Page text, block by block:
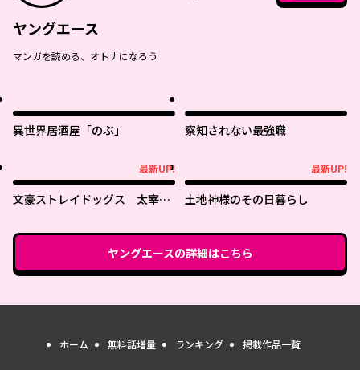
ヤングエース
マンガを読める、オトナになろう
異世界居酒屋「のぶ」 察知されない最強職
最新UP!
文豪ストレイドッグス 太宰を
最新UP!
土地神様のその日暮らし
ヤングエースの詳細はこちら
ホーム 無料話増量 ランキング 掲載作品一覧